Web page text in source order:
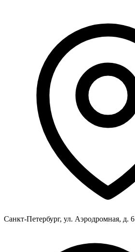
Санкт-Петербург, ул. Аэродромная, д. 6